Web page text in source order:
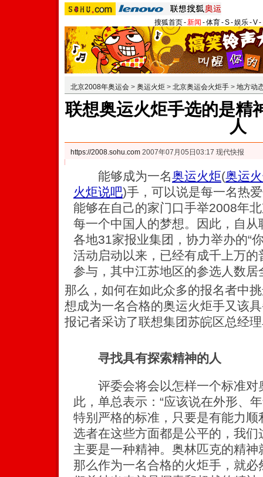
搜狐首页-新闻 -体育-S-娱乐-V-
北京2008年奥运会 > 奥运火炬 > 北京奥运会火炬手 > 地方动
联想奥运火炬手选的是精
人
https://2008.sohu.com 2007年07月05日03:17 现代快报
能够成为一名奥运火炬(奥运
火炬说吧)手，可以说是每一名热
能够在自己的家门口手举2008年
每一个中国人的梦想。因此，自
各地31家报业集团，协力举办的“
活动启动以来，已经有成千上万
参与，其中江苏地区的参选人数居
那么，如何在如此众多的报名者中
想成为一名合格的奥运火炬手又该
报记者采访了联想集团苏皖区总经
寻找具有探索精神的人
评委会将会以怎样一个标准对
此，单总表示：“应该说在外形、
特别严格的标准，只要是有能力
选者在这些方面都是公平的，我
主要是一种精神。奥林匹克的精神
那么作为一名合格的火炬手，就